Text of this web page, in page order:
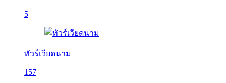
5
ทัวร์เวียดนาม
157